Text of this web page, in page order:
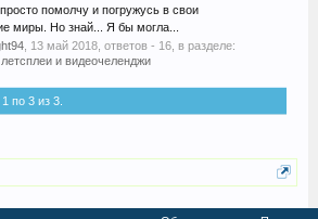
помолчу и погружусь в свои
миры. Но знай... Я бы могла...
, 13 май 2018, ответов - 16, в разделе:
и видеочеленджи
по 3 из 3.